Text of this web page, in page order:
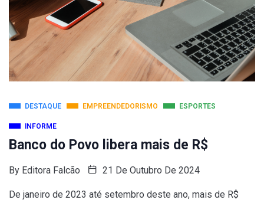
DESTAQUE EMPREENDEDORISMO ESPORTES
INFORME
Banco do Povo libera mais de R$
By Editora Falcão 21 De Outubro De 2024
De janeiro de 2023 até setembro deste ano, mais de R$